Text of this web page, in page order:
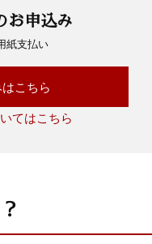
お申込み
紙支払い
こちら
てはこちら